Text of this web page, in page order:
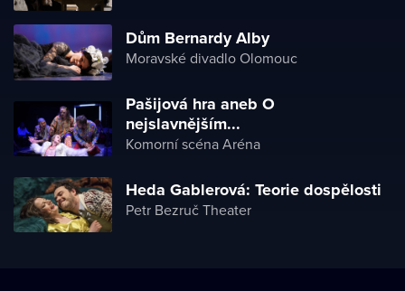
Dům Bernardy Alby
Moravské divadlo Olomouc
Pašijová hra aneb O
nejslavnějším...
Komorní scéna Aréna
Heda Gablerová: Teorie dospělosti
Petr Bezruč Theater